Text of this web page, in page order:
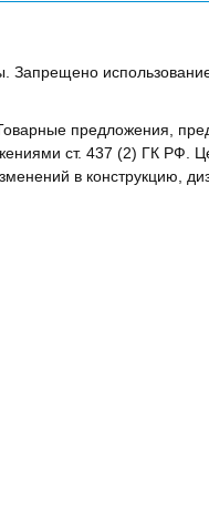
предложения,
ст. 437 (2) ГК РФ.
в конструкцию,